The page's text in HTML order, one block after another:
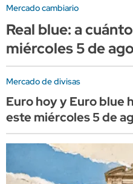
Mercado cambiario
Real blue: a
miércoles 5 de
Mercado de divisas
Euro hoy y Euro blue
este miércoles 5 de